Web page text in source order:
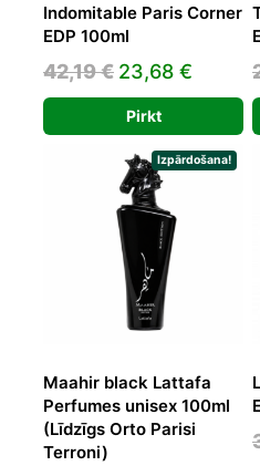
Indomitable Paris Corner
EDP 100ml
42,19€ Original
price
was:
42,19 €.
23,68 €
price
is:
23,68 €.
Pirkt
Izpārdošana!
Maahir black Lattafa
Perfumes unisex 100ml
(Līdzīgs Orto Parisi
Terroni)